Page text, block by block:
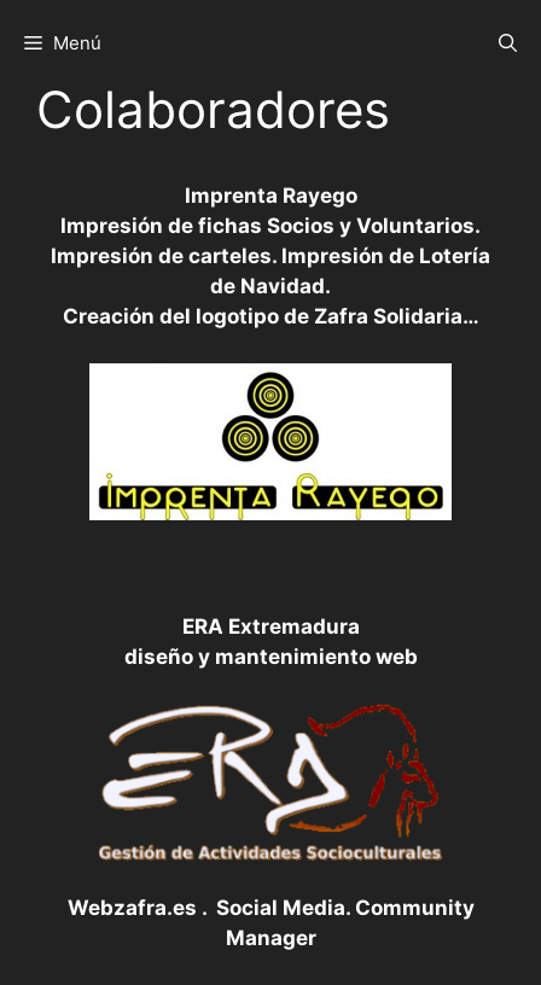
Menú
Colaboradores
Imprenta Rayego
Impresión de fichas Socios y Voluntarios.
Impresión de carteles. Impresión de Lotería
de Navidad.
Creación del logotipo de Zafra Solidaria…
ERA Extremadura
diseño y mantenimiento web
Webzafra.es . Social Media. Community
Manager